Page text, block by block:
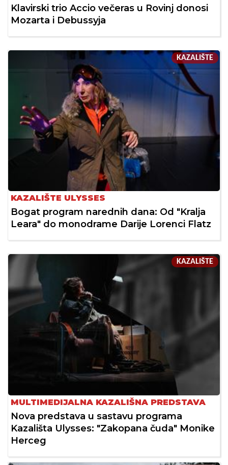
Klavirski trio Accio večeras u Rovinj donosi
Mozarta i Debussyja
KAZALIŠTE
KAZALIŠTE ULYSSES
Bogat program narednih dana: Od "Kralja
Leara" do monodrame Darije Lorenci Flatz
KAZALIŠTE
MULTIMEDIJALNA KAZALIŠNA PREDSTAVA
Nova predstava u sastavu programa
Kazališta Ulysses: "Zakopana čuda" Monike
Herceg